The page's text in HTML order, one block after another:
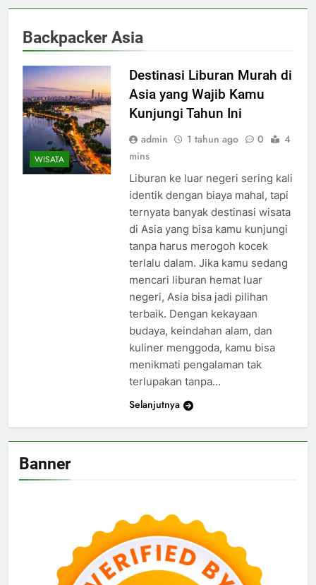
Backpacker Asia
WISATA
Destinasi Liburan Murah di
Asia yang Wajib Kamu
Kunjungi Tahun Ini
admin 1 tahun ago 0
4
mins
Liburan ke luar negeri sering kali
identik dengan biaya mahal, tapi
ternyata banyak destinasi wisata
di Asia yang bisa kamu kunjungi
tanpa harus merogoh kocek
terlalu dalam. Jika kamu sedang
mencari liburan hemat luar
negeri, Asia bisa jadi pilihan
terbaik. Dengan kekayaan
budaya, keindahan alam, dan
kuliner menggoda, kamu bisa
menikmati pengalaman tak
terlupakan tanpa…
Selanjutnya
Banner